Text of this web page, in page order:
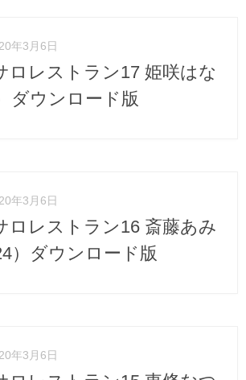
年3月6日
ロレストラン17 姫咲はな
ダウンロード版
年3月6日
ロレストラン16 斎藤あみ
）ダウンロード版
年3月6日